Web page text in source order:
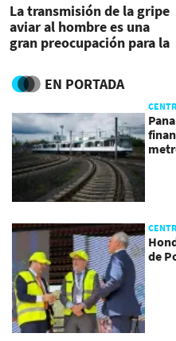
La transmisión de la gripe
aviar al hombre es una
gran preocupación para la
EN PORTADA
de